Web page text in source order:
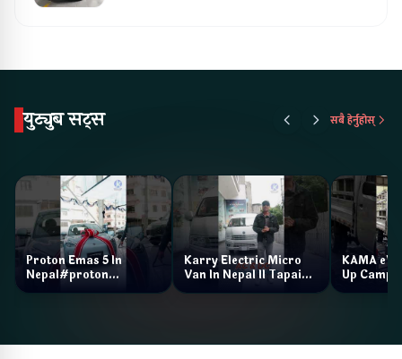
युट्युब सट्स सबै हेर्नुहोस्
Proton Emas 5 In
Nepal#proton
#protonemas5#protonnepal#evcarnepal
Karry Electric Micro
Van In Nepal II Tapaiko
Bazar II Jankari
KAMA eV
Up Camp